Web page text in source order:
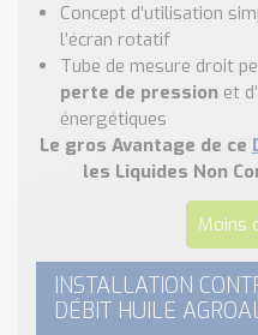
Concept d’utilisation
l’écran rotatif
Tube de mesure droit
perte de pression et
énergétiques
Le gros Avantage de ce
les Liquides Non
Moins
INSTALLATION
DÉBIT HUILE